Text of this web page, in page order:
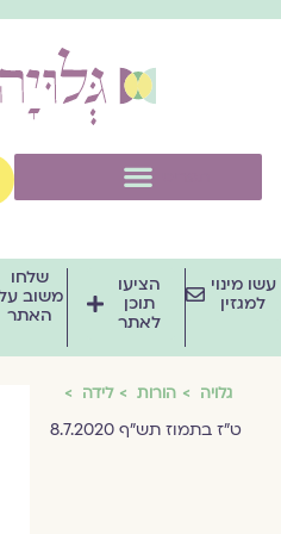
מינוי
למגזין
הציעו
תוכן
לאתר
שלחו
משוב על
האתר
גלויה הורות לידה
ט"ז בתמוז תש"ף 8.7.2020